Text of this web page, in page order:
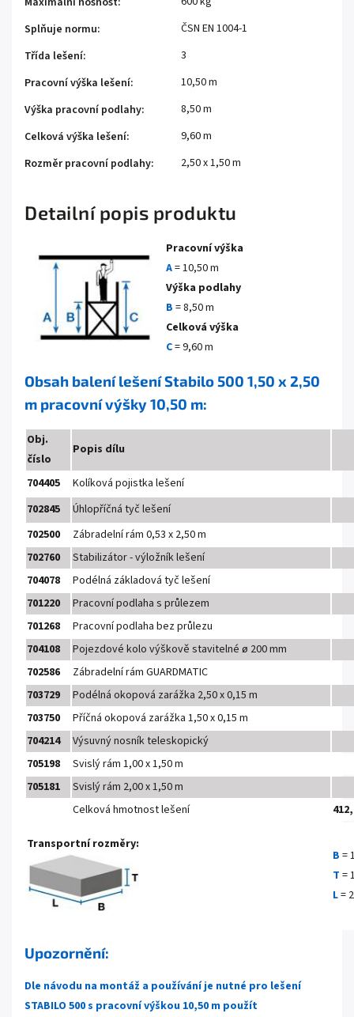
Detailní popis produktu
Pracovní výška
A= 10,50 m
Výška podlahy
B = 8,50 m
Celková výška
C= 9,60 m
Obsah balení lešení Stabilo 500 1,50 x 2,50
m pracovní výšky 10,50 m:
Obj.
číslo
Popis dílu
704405
Kolíková pojistka lešení
702845
Úhlopříčná tyč lešení
702500
Zábradelní rám 0,53 x 2,50 m
702760
Stabilizátor - výložník lešení
704078
Podélná základová tyč lešení
701220
Pracovní podlaha s průlezem
701268
Pracovní podlaha bez průlezu
704108
Pojezdové kolo výškově stavitelné ø 200 mm
702586
Zábradelní rám GUARDMATIC
703729
Podélná okopová zarážka 2,50 x 0,15 m
703750
Příčná okopová zarážka 1,50 x 0,15 m
704214
Výsuvný nosník teleskopický
705198
Svislý rám 1,00 x 1,50 m
705181
Svislý rám 2,00 x 1,50 m
Celková hmotnost lešení
Transportní rozměry:
B =
T =
L=
Upozornění:
Dle návodu na montáž a používání je nutné pro lešení
STABILO 500 s pracovní výškou 10,50 m použít
Splňuje normu:
ČSN EN 1004-1
Třída lešení:
3
Pracovní výška lešení:
10,50 m
Výška pracovní podlahy:
8,50 m
Celková výška lešení:
9,60 m
Rozměr pracovní podlahy: 2,50 x 1,50 m